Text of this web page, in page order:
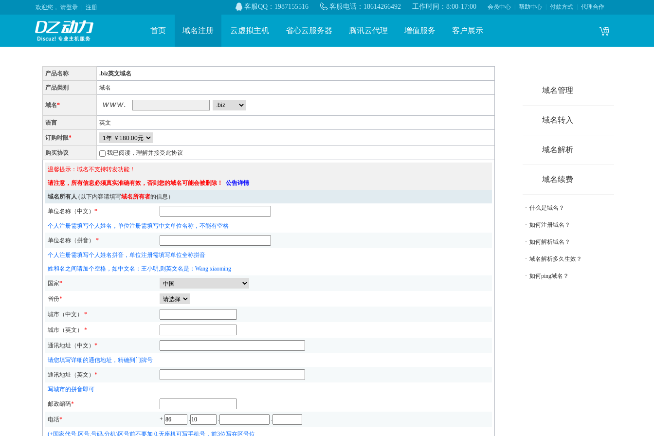
欢迎您， 请登录 注册 客服QQ：1987155516 客服电话：18614266492 工作时间：8:00-17:00 会员中心 帮助中心 付款方式 代理合作
首页 域名注册 云虚拟主机 省心云服务器 腾讯云代理 增值服务 客户展示
产品名称 .biz英文域名
产品类别 域名
域名*
语言 英文
订购时限*
购买协议 我已阅读，理解并接受此协议
温馨提示：域名不支持转发功能！
请注意，所有信息必须真实准确有效，否则您的域名可能会被删除！
公告详情
域名所有人 (以下内容请填写域名所有者的信息）
单位名称（中文） *
个人注册需填写个人姓名，单位注册需填写中文单位名称，不能有空格
单位名称（拼音） *
个人注册需填写个人姓名拼音，单位注册需填写单位全称拼音
姓和名之间请加个空格，如中文名：王小明,则英文名是：Wang xiaoming
国家*
省份*
城市（中文） *
城市（英文） *
通讯地址（中文） *
请您填写详细的通信地址，精确到门牌号
通讯地址（英文） *
写城市的拼音即可
邮政编码*
电话* +
(+国家代号.区号.号码.分机)区号前不要加 0,无座机可写手机号，前3位写在区号位
域名管理
域名转入
域名解析
域名续费
· 什么是域名？
· 如何注册域名？
· 如何解析域名？
· 域名解析多久生效？
· 如何ping域名？